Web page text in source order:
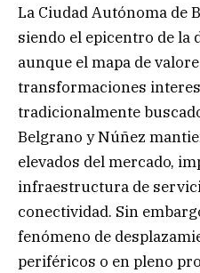
La Ciudad Autónoma de
siendo el epicentro de la
aunque el mapa de
transformaciones
tradicionalmente
Belgrano y Núñez
elevados del mercado,
infraestructura de
conectividad. Sin
fenómeno de
periféricos o en pleno